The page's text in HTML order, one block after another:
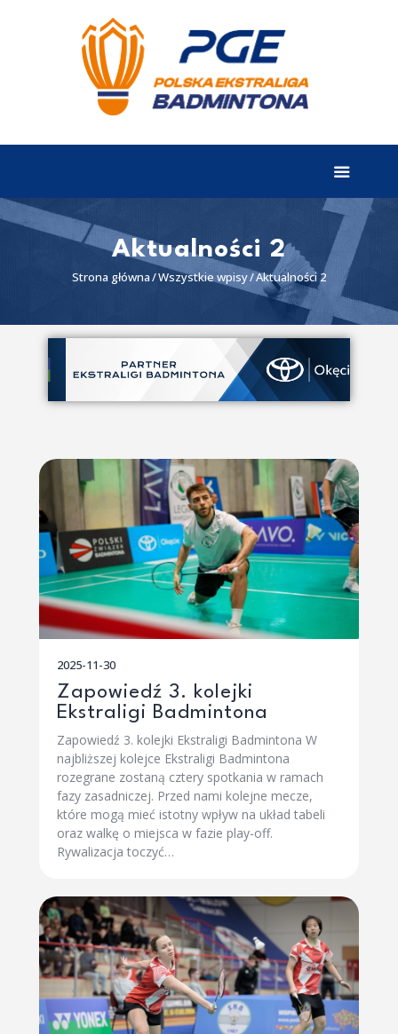
Aktualności 2
Strona główna Wszystkie wpisy Aktualności 2
EKSTRALIGA
Aktualności
Tabela
Wyniki
Terminarz
I liga
II liga
2025-11-30
Zapowiedź 3. kolejki
Ekstraligi Badmintona
Zapowiedź 3. kolejki Ekstraligi Badmintona W
najbliższej kolejce Ekstraligi Badmintona
rozegrane zostaną cztery spotkania w ramach
fazy zasadniczej. Przed nami kolejne mecze,
które mogą mieć istotny wpływ na układ tabeli
oraz walkę o miejsca w fazie play-off.
Rywalizacja toczyć…